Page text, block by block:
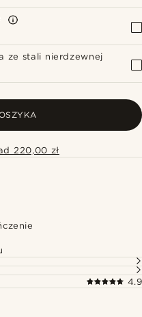
ze stali nierdzewnej
220,00 zł
4.9